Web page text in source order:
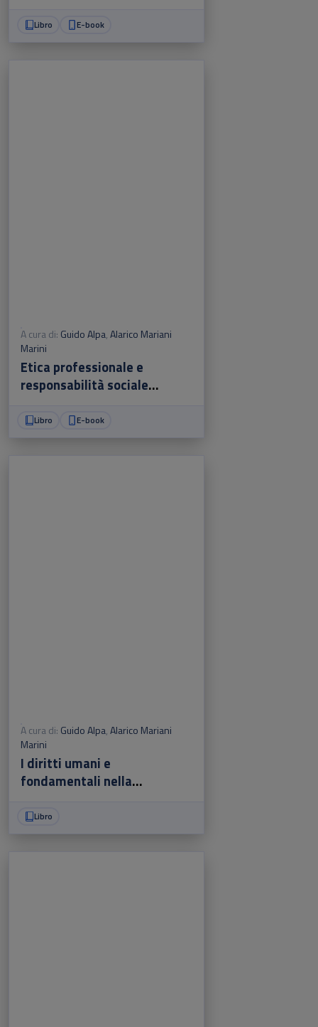
Libro E-book
A cura di: Guido Alpa,Alarico Mariani
Marini
Etica professionale e
responsabilità sociale
Libro E-book
A cura di: Guido Alpa,Alarico Mariani
Marini
I diritti umani e
fondamentali nella
europeo
Libro